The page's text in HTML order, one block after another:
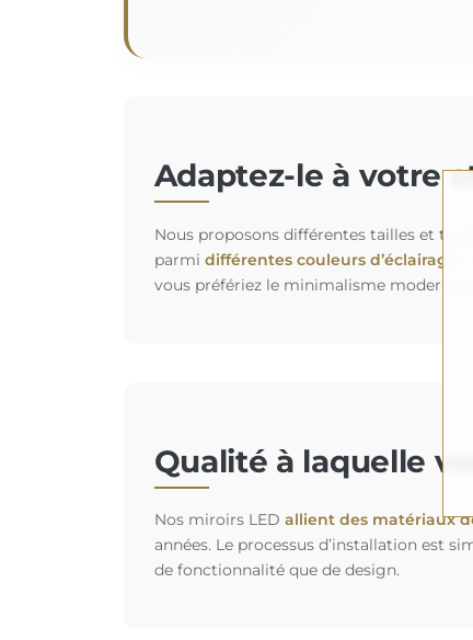
Adaptez-le à votre
Nous proposons différentes tailles et
parmi différentes couleurs d’éclairage
vous préfériez le minimalisme moderne
Qualité à laquelle
Nos miroirs LED allient des matériaux
années. Le processus d’installation est
de fonctionnalité que de design.